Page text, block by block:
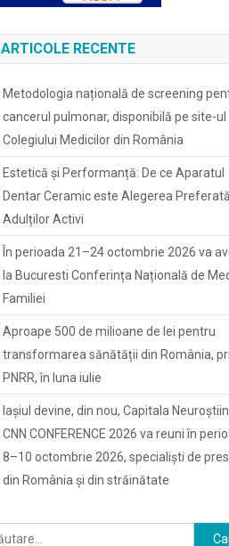
ARTICOLE RECENTE
Metodologia națională de screening
cancerul pulmonar, disponibilă pe site-ul
Colegiului Medicilor din România
Estetică și Performanță: De ce Aparatul
Dentar Ceramic este Alegerea
Adulților Activi
În perioada 21–24 octombrie 2026 va
la Bucuresti Conferința Națională de
Familiei
Aproape 500 de milioane de lei pentru
transformarea sănătății din România,
PNRR, în luna iulie
Iașiul devine, din nou, Capitala
CNN CONFERENCE 2026 va reuni în
8–10 octombrie 2026, specialiști de
din România și din străinătate
Caută